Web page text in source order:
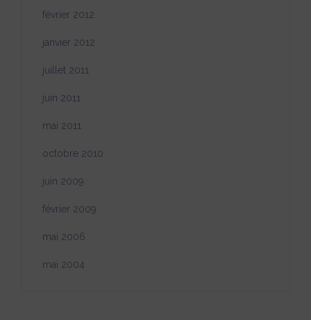
février 2012
janvier 2012
juillet 2011
juin 2011
mai 2011
octobre 2010
juin 2009
février 2009
mai 2006
mai 2004